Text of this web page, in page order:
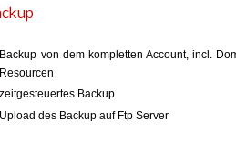
Backup von dem kompletten Account, incl.
Resourcen
zeitgesteuertes Backup
Upload des Backup auf Ftp Server